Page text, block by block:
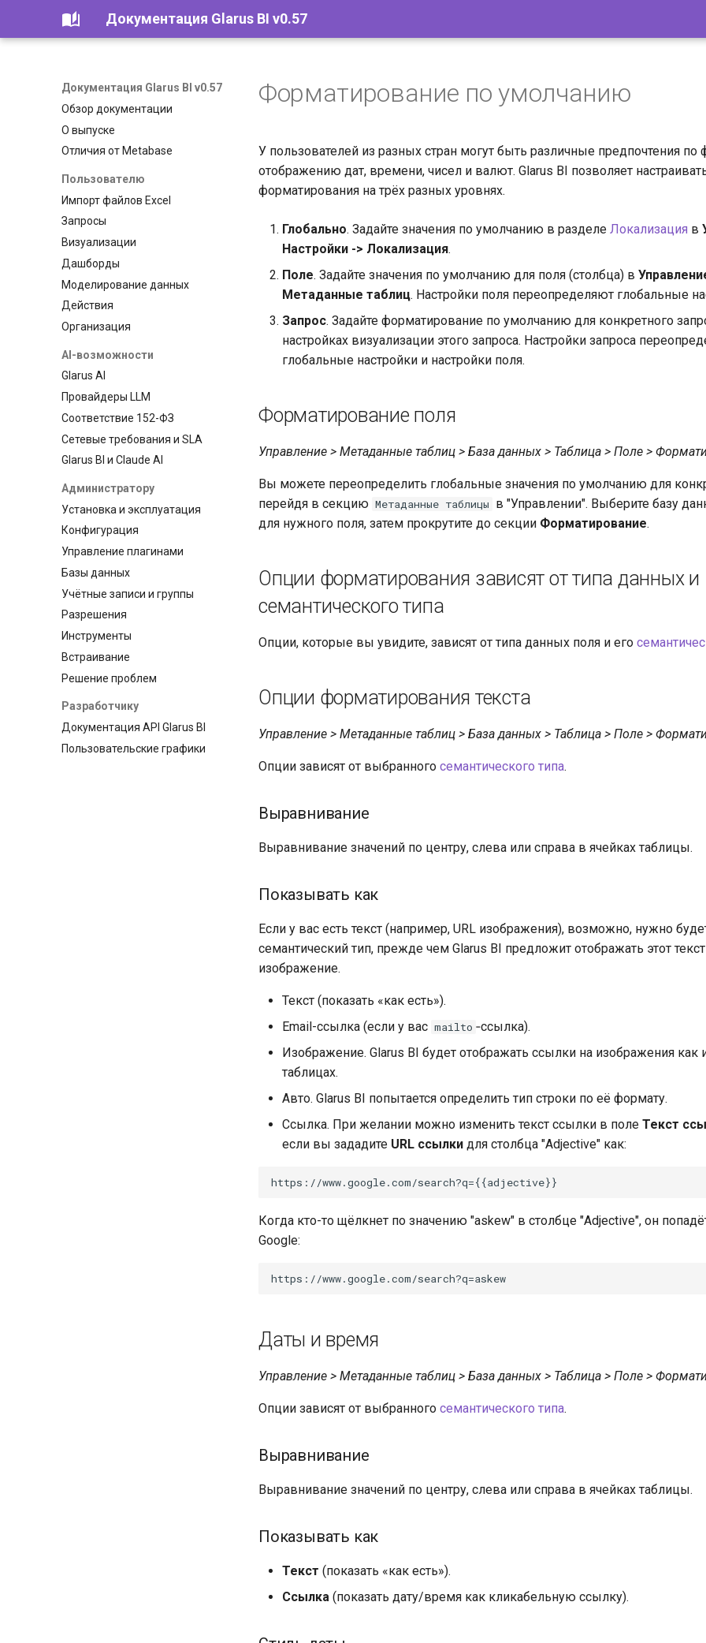
Документация Glarus BI v0.57
Документация Glarus BI v0.57
Обзор документации
О выпуске
Отличия от Metabase
Пользователю
Импорт файлов Excel
Запросы
Визуализации
Дашборды
Моделирование данных
Действия
Организация
AI-возможности
Glarus AI
Провайдеры LLM
Соответствие 152-ФЗ
Сетевые требования и SLA
Glarus BI и Claude AI
Администратору
Установка и эксплуатация
Конфигурация
Управление плагинами
Базы данных
Учётные записи и группы
Разрешения
Инструменты
Встраивание
Решение проблем
Разработчику
Документация API Glarus BI
Пользовательские графики
Форматирование по умолчанию
У пользователей из разных стран могут быть различные предпочтения по
отображению дат, времени, чисел и валют. Glarus BI позволяет
форматирования на трёх разных уровнях.
Глобально. Задайте значения по умолчанию в разделе Локализация в
Настройки -> Локализация.
Поле. Задайте значения по умолчанию для поля (столбца) в
Метаданные таблиц. Настройки поля переопределяют глобальные
Запрос. Задайте форматирование по умолчанию для конкретного
настройках визуализации этого запроса. Настройки запроса
глобальные настройки и настройки поля.
Форматирование поля
Управление > Метаданные таблиц > База данных > Таблица > Поле >
Вы можете переопределить глобальные значения по умолчанию для
перейдя в секцию Метаданные таблицы в "Управлении". Выберите базу
для нужного поля, затем прокрутите до секции Форматирование.
Опции форматирования зависят от типа данных и
семантического типа
Опции, которые вы увидите, зависят от типа данных поля и его
Опции форматирования текста
Управление > Метаданные таблиц > База данных > Таблица > Поле >
Опции зависят от выбранного семантического типа.
Выравнивание
Выравнивание значений по центру, слева или справа в ячейках таблицы.
Показывать как
Если у вас есть текст (например, URL изображения), возможно, нужно
семантический тип, прежде чем Glarus BI предложит отображать этот
изображение.
Текст (показать «как есть»).
Email-ссылка (если у вас mailto ‑ссылка).
Изображение. Glarus BI будет отображать ссылки на изображения как
таблицах.
Авто. Glarus BI попытается определить тип строки по её формату.
Ссылка. При желании можно изменить текст ссылки в поле Текст
если вы зададите URL ссылки для столбца "Adjective" как:
Когда кто-то щёлкнет по значению "askew" в столбце "Adjective", он
Google:
Даты и время
Управление > Метаданные таблиц > База данных > Таблица > Поле >
Опции зависят от выбранного семантического типа.
Выравнивание
Выравнивание значений по центру, слева или справа в ячейках таблицы.
Показывать как
Текст (показать «как есть»).
Ссылка (показать дату/время как кликабельную ссылку).